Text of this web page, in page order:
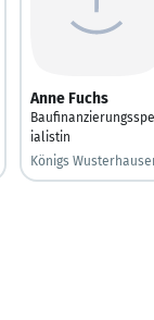
Anne Fuchs
ialistin
Königs